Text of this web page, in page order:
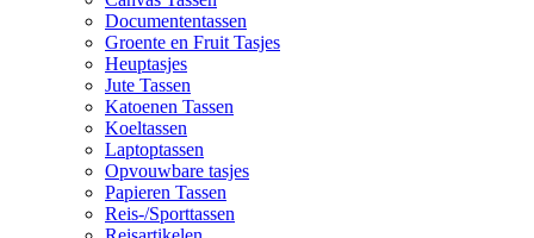
Documententassen
Groente en Fruit Tasjes
Heuptasjes
Jute Tassen
Katoenen Tassen
Koeltassen
Laptoptassen
Opvouwbare tasjes
Papieren Tassen
Reis-/Sporttassen